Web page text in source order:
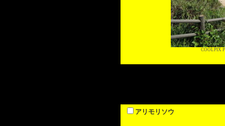
COOLPIX
アリモリソウ